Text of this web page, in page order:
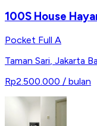
100S House
Pocket Full A
Taman Sari Jakarta
Rp2.500.000 / bulan